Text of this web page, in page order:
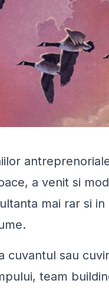
a venit si
mai rar si
cuvantul sau
team